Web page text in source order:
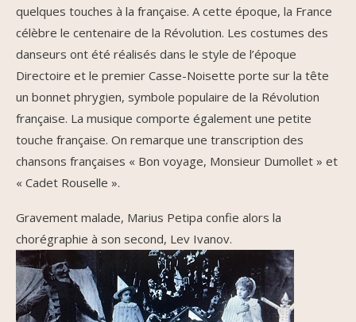
quelques touches à la française. A cette époque, la France
célèbre le centenaire de la Révolution. Les costumes des
danseurs ont été réalisés dans le style de l’époque
Directoire et le premier Casse-Noisette porte sur la tête
un bonnet phrygien, symbole populaire de la Révolution
française. La musique comporte également une petite
touche française. On remarque une transcription des
chansons françaises « Bon voyage, Monsieur Dumollet » et
« Cadet Rouselle ».
Gravement malade, Marius Petipa confie alors la
chorégraphie à son second, Lev Ivanov.